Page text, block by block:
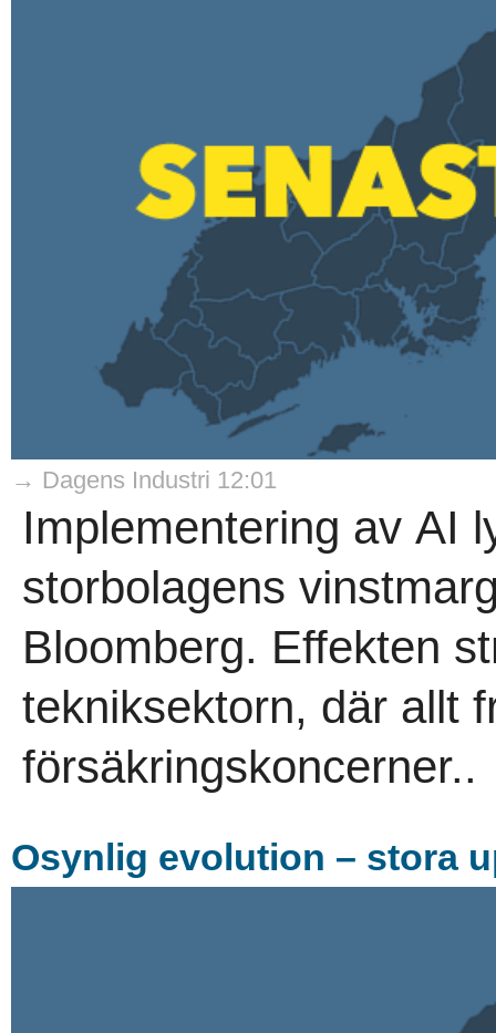
→ Dagens Industri 12:01
Implementering av AI
storbolagens
Bloomberg. Effekten
tekniksektorn, där allt
försäkringskoncerner..
Osynlig evolution – stora